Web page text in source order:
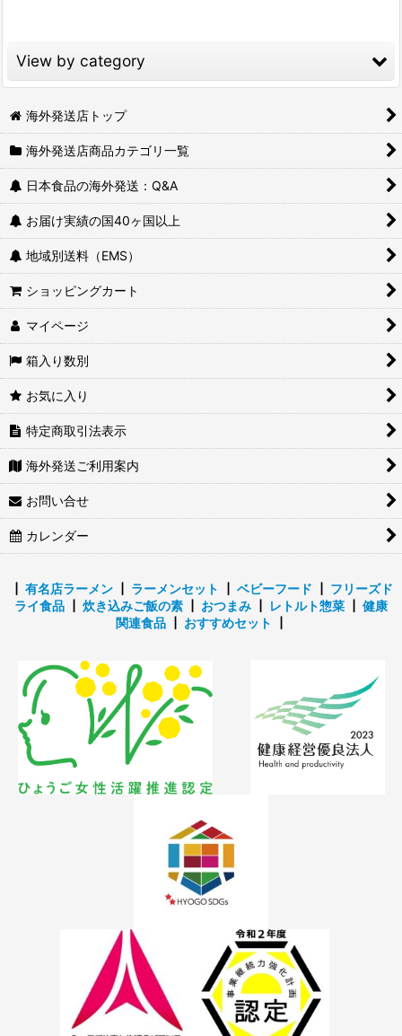
絞り込む
View by category
ご当地ラーメン (全商品)
味噌ラーメン
醤油ラーメン
豚骨ラーメン
豚骨醤油ラーメン
塩ラーメン
鶏白濁ラーメン
ご当地インスタントラーメン・カップ麺
アニマルフリー
海外発送店トップ
海外発送店商品カテゴリ一覧
日本食品の海外発送：Q&A
お届け実績の国40ヶ国以上
地域別送料（EMS）
ショッピングカート
マイページ
箱入り数別
お気に入り
特定商取引法表示
海外発送ご利用案内
お問い合せ
カレンダー
有名店ラーメン┃ ラーメンセット ベビーフード
フリーズド
ライ食品
炊き込みご飯の素 おつまみ レトルト惣菜
健康
関連食品┃ おすすめセット